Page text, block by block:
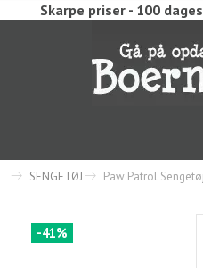
Skarpe priser - 100
SENGETØJ Paw Patrol
-41%